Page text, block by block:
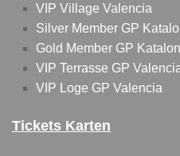
VIP Village Valencia
Silver Member GP
Gold Member GP
VIP Terrasse GP
VIP Loge GP Valencia
Tickets Karten